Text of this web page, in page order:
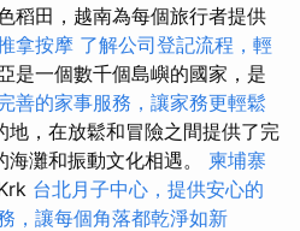
稻田，越南為每個旅行者提供
拿按摩 了解公司登記流程，輕
是一個數千個島嶼的國家，是
善的家事服務，讓家務更輕鬆
地，在放鬆和冒險之間提供了完
灘和振動文化相遇。 柬埔寨
台北月子中心，提供安心的
，讓每個角落都乾淨如新